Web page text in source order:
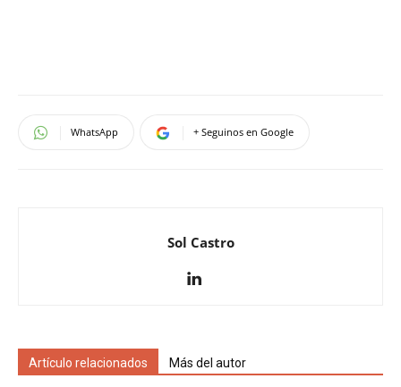
WhatsApp + Seguinos en Google
Sol Castro
Artículo relacionados Más del autor